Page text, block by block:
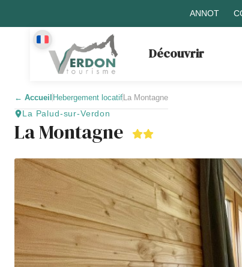
ANNOT
Découvrir
← Accueil Hebergement locatifLa Montagne
La Palud-sur-Verdon
La Montagne